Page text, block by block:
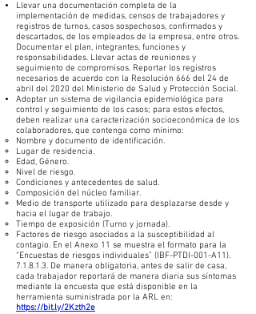
Llevar una documentación completa de la
implementación de medidas, censos de trabajadores y
registros de turnos, casos sospechosos, confirmados y
descartados, de los empleados de la empresa, entre otros.
Documentar el plan, integrantes, funciones y
responsabilidades. Llevar actas de reuniones y
seguimiento de compromisos. Reportar los registros
necesarios de acuerdo con la Resolución 666 del 24 de
abril del 2020 del Ministerio de Salud y Protección Social.
Adoptar un sistema de vigilancia epidemiológica para
control y seguimiento de los casos; para estos efectos,
deben realizar una caracterización socioeconómica de los
colaboradores, que contenga como mínimo:
Nombre y documento de identificación.
Lugar de residencia.
Edad, Género.
Nivel de riesgo.
Condiciones y antecedentes de salud.
Composición del núcleo familiar.
Medio de transporte utilizado para desplazarse desde y
hacia el lugar de trabajo.
Tiempo de exposición (Turno y jornada).
Factores de riesgo asociados a la susceptibilidad al
contagio. En el Anexo 11 se muestra el formato para la
“Encuestas de riesgos individuales” (IBF-PTDI-001-A11).
7.1.8.1.3. De manera obligatoria, antes de salir de casa,
cada trabajador reportará de manera diaria sus síntomas
mediante la encuesta que está disponible en la
herramienta suministrada por la ARL en:
https://bit.ly/2Kzth2e